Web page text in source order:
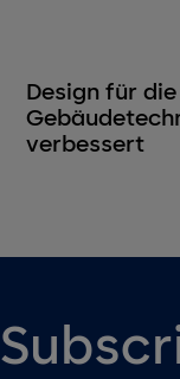
Design für
verbessert